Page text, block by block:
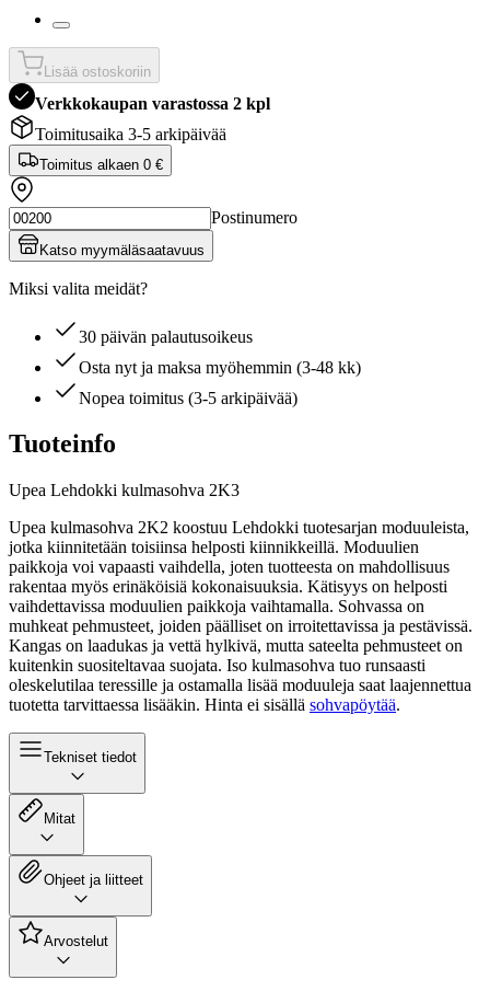
Lisää ostoskoriin
Verkkokaupan varastossa 2 kpl
Toimitusaika 3-5 arkipäivää
Toimitus alkaen 0 €
Postinumero
Katso myymäläsaatavuus
Miksi valita meidät?
30 päivän palautusoikeus
Osta nyt ja maksa myöhemmin (3-48 kk)
Nopea toimitus (3-5 arkipäivää)
Tuoteinfo
Upea Lehdokki kulmasohva 2K3
Upea kulmasohva 2K2 koostuu Lehdokki tuotesarjan moduuleista,
jotka kiinnitetään toisiinsa helposti kiinnikkeillä. Moduulien
paikkoja voi vapaasti vaihdella, joten tuotteesta on mahdollisuus
rakentaa myös erinäköisiä kokonaisuuksia. Kätisyys on helposti
vaihdettavissa moduulien paikkoja vaihtamalla. Sohvassa on
muhkeat pehmusteet, joiden päälliset on irroitettavissa ja pestävissä.
Kangas on laadukas ja vettä hylkivä, mutta sateelta pehmusteet on
kuitenkin suositeltavaa suojata. Iso kulmasohva tuo runsaasti
oleskelutilaa teressille ja ostamalla lisää moduuleja saat laajennettua
tuotetta tarvittaessa lisääkin. Hinta ei sisällä sohvapöytää.
Tekniset tiedot
Mitat
Ohjeet ja liitteet
Arvostelut